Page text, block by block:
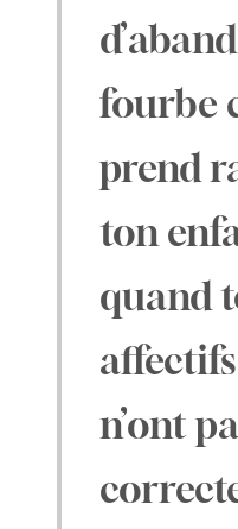
fourbe
prend
ton
quand
n’ont